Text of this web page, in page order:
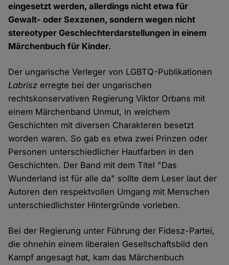
eingesetzt werden, allerdings nicht etwa für
Gewalt- oder Sexzenen, sondern wegen nicht
stereotyper Geschlechterdarstellungen in einem
Märchenbuch für Kinder.
Der ungarische Verleger von LGBTQ-Publikationen
Labrisz erregte bei der ungarischen
rechtskonservativen Regierung Viktor Orbans mit
einem Märchenband Unmut, in welchem
Geschichten mit diversen Charakteren besetzt
worden waren. So gab es etwa zwei Prinzen oder
Personen unterschiedlicher Hautfarben in den
Geschichten. Der Band mit dem Titel "Das
Wunderland ist für alle da" sollte dem Leser laut der
Autoren den respektvollen Umgang mit Menschen
unterschiedlichster Hintergründe vorleben.
Bei der Regierung unter Führung der Fidesz-Partei,
die ohnehin einem liberalen Gesellschaftsbild den
Kampf angesagt hat, kam das Märchenbuch